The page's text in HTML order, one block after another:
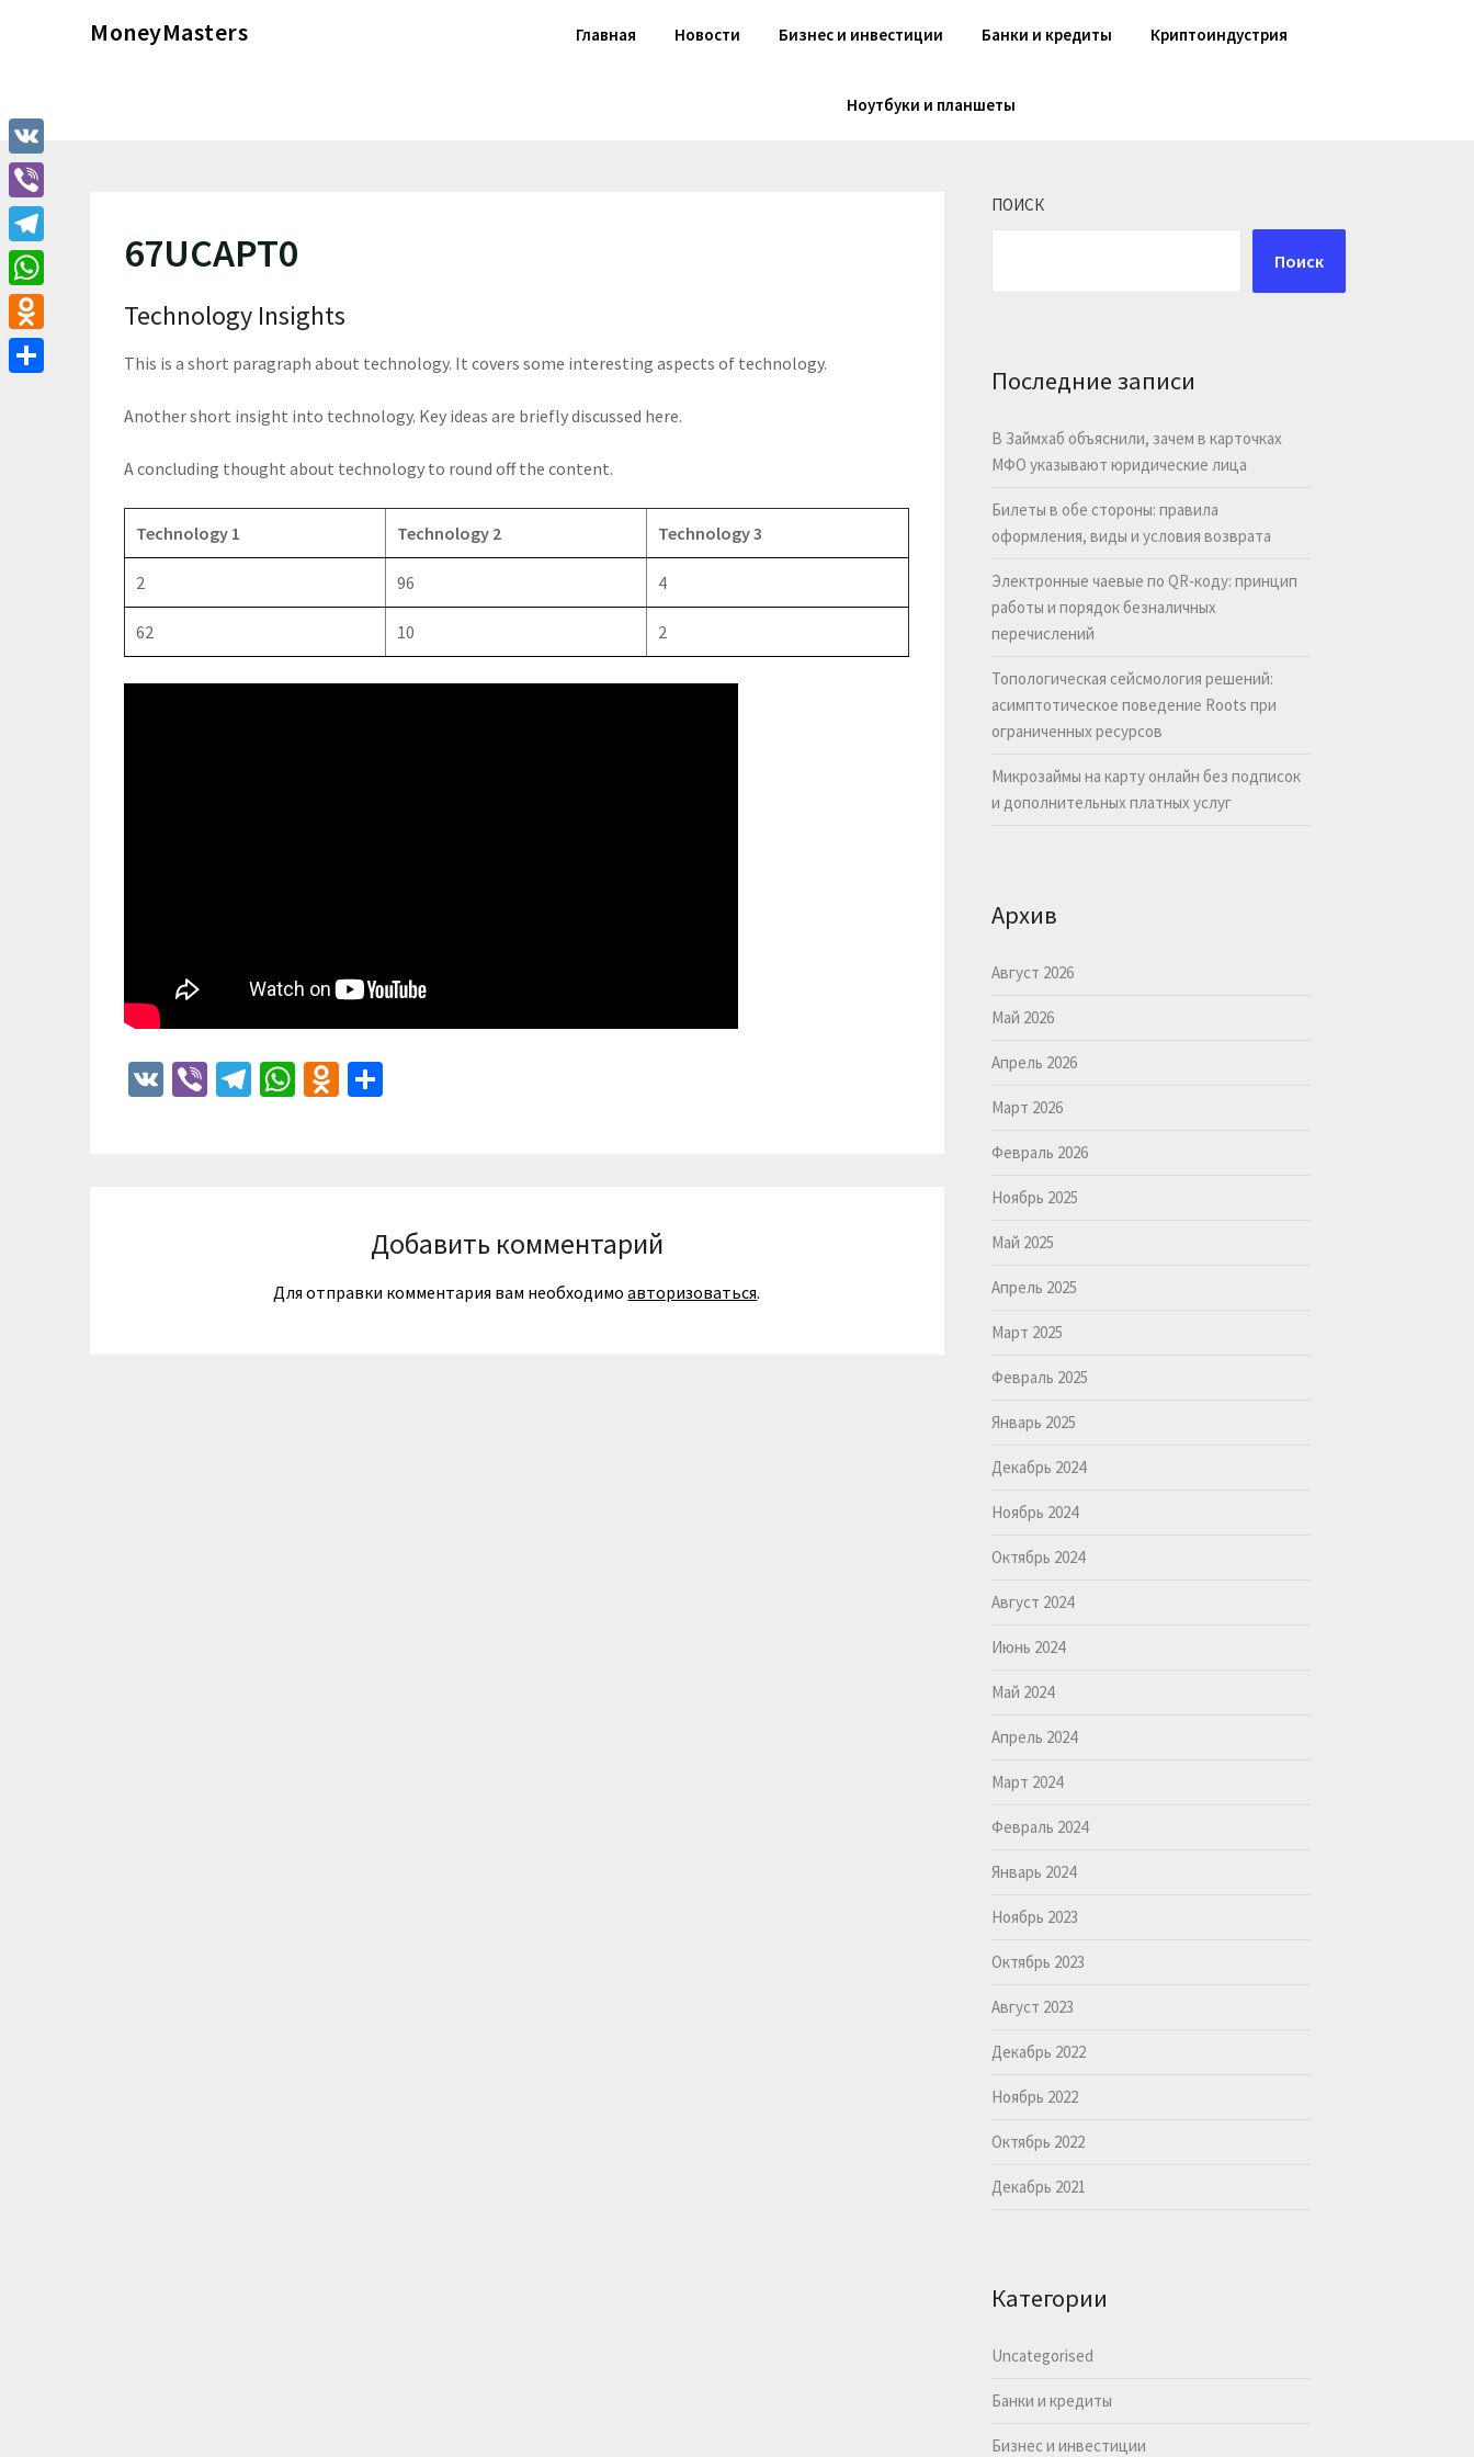
MoneyMasters Главная Новости Бизнес и инвестиции Банки и кредиты Криптоиндустрия
Ноутбуки и планшеты
67UCAPT0
Technology Insights
This is a short paragraph about technology. It covers some interesting aspects of technology.
Another short insight into technology. Key ideas are briefly discussed here.
A concluding thought about technology to round off the content.
Technology 1 Technology 2 Technology 3
2 96 4
62 10 2
VK ViberTelegram
WhatsApp
Odnoklassniki
Добавить комментарий
Для отправки комментария вам необходимоавторизоваться.
ПОИСК
Поиск
Последние записи
В Займхаб объяснили, зачем в карточках
МФО указывают юридические лица
Билеты в обе стороны: правила
оформления, виды и условия возврата
Электронные чаевые по QR-коду: принцип
работы и порядок безналичных
перечислений
Топологическая сейсмология решений:
асимптотическое поведение Roots при
ограниченных ресурсов
Микрозаймы на карту онлайн без подписок
и дополнительных платных услуг
Архив
Август 2026
Май 2026
Апрель 2026
Март 2026
Февраль 2026
Ноябрь 2025
Май 2025
Апрель 2025
Март 2025
Февраль 2025
Январь 2025
Декабрь 2024
Ноябрь 2024
Октябрь 2024
Август 2024
Июнь 2024
Май 2024
Апрель 2024
Март 2024
Февраль 2024
Январь 2024
Ноябрь 2023
Октябрь 2023
Август 2023
Декабрь 2022
Ноябрь 2022
Октябрь 2022
Декабрь 2021
Категории
Uncategorised
Банки и кредиты
Бизнес и инвестиции
VK
Viber
Telegram
WhatsApp
Odnoklassniki